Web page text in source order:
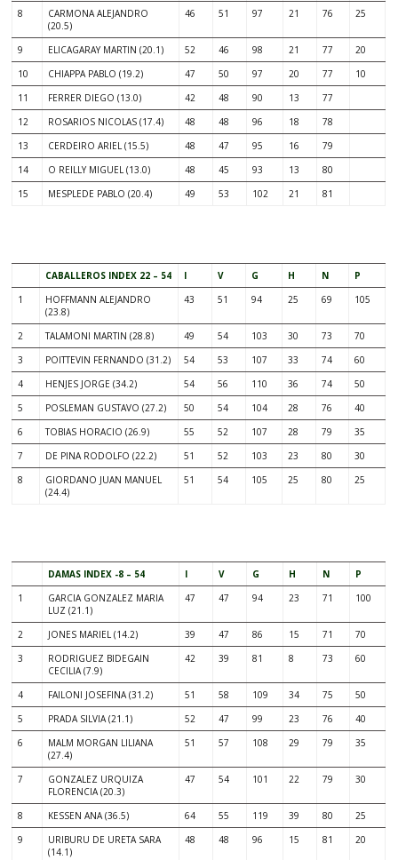
8
CARMONA ALEJANDRO
(20.5)
46 51 97 21 76 25
9 ELICAGARAY MARTIN (20.1) 52 46 98 21 77
20
10
CHIAPPA PABLO (19.2) 47 50 97 20 77
10
11
FERRER DIEGO (13.0) 42 48 90 13
77
12
ROSARIOS NICOLAS (17.4) 48 48 96 18
78
13
CERDEIRO ARIEL (15.5) 48 47 95 16
79
14
O REILLY MIGUEL (13.0) 48 45 93 13
80
15
MESPLEDE PABLO (20.4) 49 53 102 21 81
CABALLEROS INDEX 22 – 54 I V G H N
P
1
HOFFMANN ALEJANDRO
(23.8)
43 51 94 25 69 105
2 TALAMONI MARTIN (28.8) 49 54 103 30 73
70
3
POITTEVIN FERNANDO (31.2) 54 53 107 33 74
60
4
HENJES JORGE (34.2) 54 56 110 36 74
50
5
POSLEMAN GUSTAVO (27.2) 50 54 104 28 76
40
6
TOBIAS HORACIO (26.9) 55 52 107 28 79
35
7
DE PINA RODOLFO (22.2) 51 52 103 23 80
30
8
GIORDANO JUAN MANUEL
(24.4)
51 54 105 25 80 25
DAMAS INDEX -8 – 54 I V G H N
P
1
GARCIA GONZALEZ MARIA
LUZ (21.1)
47 47 94 23 71 100
2 JONES MARIEL (14.2) 39 47 86 15 71
70
3
RODRIGUEZ BIDEGAIN
CECILIA (7.9)
42 39 81 8 73 60
4 FAILONI JOSEFINA (31.2) 51 58 109 34 75
50
5
PRADA SILVIA (21.1) 52 47 99 23 76
40
6
MALM MORGAN LILIANA
(27.4)
51 57 108 29 79 35
7
GONZALEZ URQUIZA
FLORENCIA (20.3)
47 54 101 22 79 30
8 KESSEN ANA (36.5) 64 55 119 39 80
25
9
URIBURU DE URETA SARA
(14.1)
48 48 96 15 81 20